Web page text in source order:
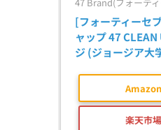
[フォーティーセ
ャップ 47
ジ (ジョージア大
楽天市